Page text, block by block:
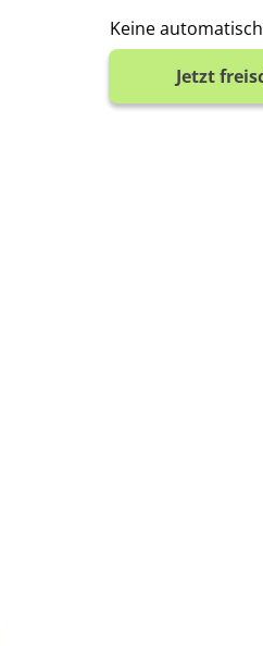
Keine
Jetzt